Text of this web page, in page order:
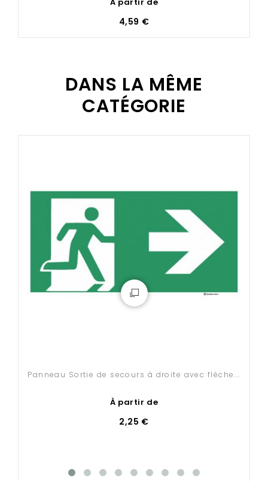
4,59 €
DANS LA MÊME
CATÉGORIE
Panneau Sortie de secours à droite avec flèche...
À partir de
2,25 €